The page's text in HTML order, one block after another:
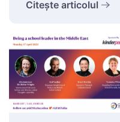
Citește articolul